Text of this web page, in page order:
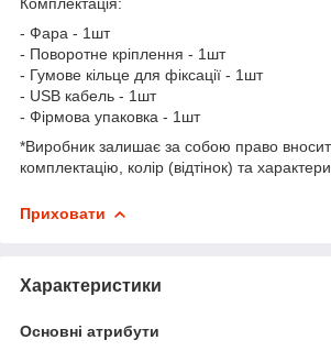
- Фара - 1шт
- Поворотне кріплення - 1шт
- Гумове кільце для фіксації - 1шт
- USB кабель - 1шт
- Фірмова упаковка - 1шт
*Виробник залишає за собою право
комплектацію, колір (відтінок) та
Приховати
Характеристики
Основні атрибути